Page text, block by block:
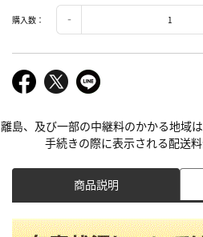
購入数：
離島、及び一部の中継料のかかる地域
手続きの際に表示される配送
商品説明